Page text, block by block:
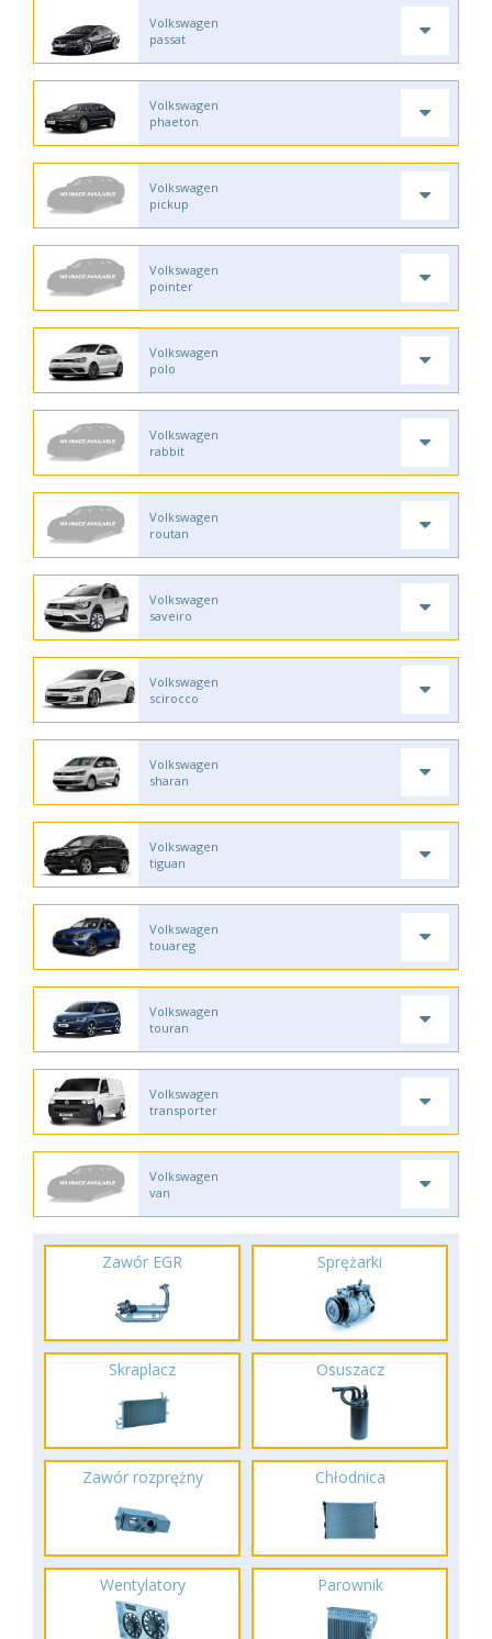
Volkswagen
passat
Volkswagen
phaeton
Volkswagen
pickup
Volkswagen
pointer
Volkswagen
polo
Volkswagen
rabbit
Volkswagen
routan
Volkswagen
saveiro
Volkswagen
scirocco
Volkswagen
sharan
Volkswagen
tiguan
Volkswagen
touareg
Volkswagen
touran
Volkswagen
transporter
Volkswagen
van
Zawór EGR Sprężarki
Skraplacz Osuszacz
Zawór rozprężny Chłodnica
Wentylatory Parownik